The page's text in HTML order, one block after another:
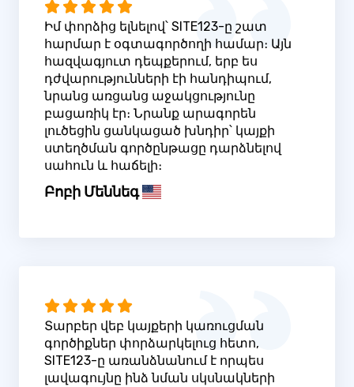
Իմ փորձից ելնելով՝ SITE123-ը շատ
հարմար է օգտագործողի համար։ Այն
հազվագյուտ դեպքերում, երբ ես
դժվարությունների էի հանդիպում,
նրանց առցանց աջակցությունը
բացառիկ էր։ Նրանք արագորեն
լուծեցին ցանկացած խնդիր՝ կայքի
ստեղծման գործընթացը դարձնելով
սահուն և հաճելի։
Բոբի Մեննեգ
Տարբեր վեբ կայքերի կառուցման
գործիքներ փորձարկելուց հետո,
SITE123-ը առանձնանում է որպես
լավագույնը ինձ նման սկսնակների